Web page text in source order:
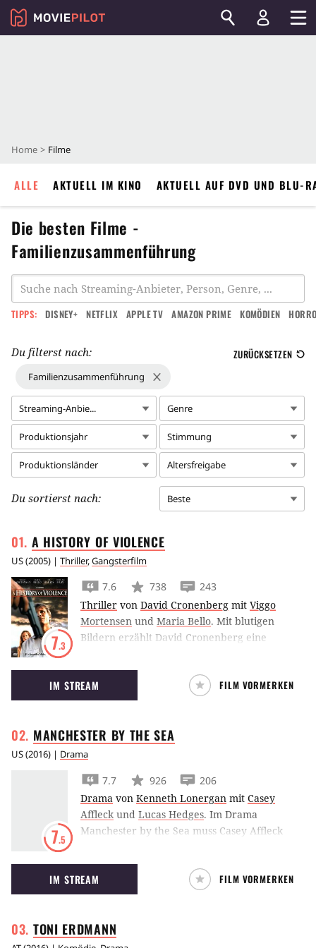
Home Filme
ALLE AKTUELL IM KINO AKTUELL AUF DVD UND BLU-
Die besten Filme -
Familienzusammenführung
TIPPS: DISNEY+ NETFLIX APPLE TV AMAZON PRIME KOMÖDIEN
Du filterst nach: ZURÜCKSETZEN
Familienzusammenführung
Streaming-Anbie... Genre
Produktionsjahr Stimmung
Produktionsländer Altersfreigabe
Du sortierst nach: Beste
A HISTORY OF VIOLENCE
US(2005) | Thriller,Gangsterfilm
7.3
7.6 738
243
Thriller von David Cronenberg mit Viggo
Mortensen und Maria Bello. Mit blutigen
Bildern erzählt David Cronenberg eine
Rache.
IM STREAM FILM VORMERKEN
MANCHESTER BY THESEA
US(2016) | Drama
7.5
7.7 926
206
Drama von Kenneth Lonergan mit Casey
Affleck und Lucas Hedges. Im Drama
Manchester by the Sea muss Casey Affleck
Bruder unerwartet stirbt.
IM STREAM FILM VORMERKEN
TONI ERDMANN